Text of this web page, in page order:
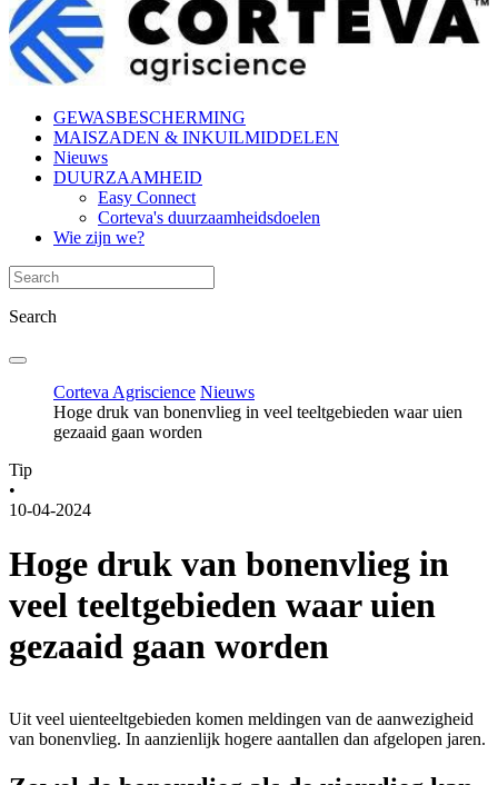
GEWASBESCHERMING
MAISZADEN & INKUILMIDDELEN
Nieuws
DUURZAAMHEID
Easy Connect
Corteva's duurzaamheidsdoelen
Wie zijn we?
Search
Corteva Agriscience Nieuws
Hoge druk van bonenvlieg in veel teeltgebieden waar uien
gezaaid gaan worden
Tip
•
10-04-2024
Hoge druk van bonenvlieg in
veel teeltgebieden waar uien
gezaaid gaan worden
Uit veel uienteeltgebieden komen meldingen van de aanwezigheid
van bonenvlieg. In aanzienlijk hogere aantallen dan afgelopen jaren.